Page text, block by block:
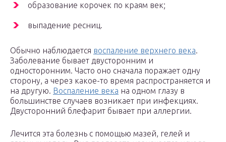
образование корочек по краям век;
выпадение ресниц.
Обычно наблюдается воспаление верхнего века.
Заболевание бывает двусторонним и
односторонним. Часто оно сначала поражает одну
сторону, а через какое-то время распространяется и
на другую. Воспаление века на одном глазу в
большинстве случаев возникает при инфекциях.
Двусторонний блефарит бывает при аллергии.
Лечится эта болезнь с помощью мазей, гелей и